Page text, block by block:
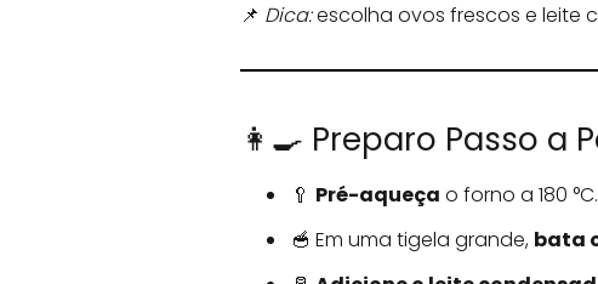
📌 Dica:escolha ovos frescos e leite
👩‍🍳 Preparo Passo a
🥄 Pré-aqueça o forno a 180 °C.
🥣 Em uma tigela grande, bata